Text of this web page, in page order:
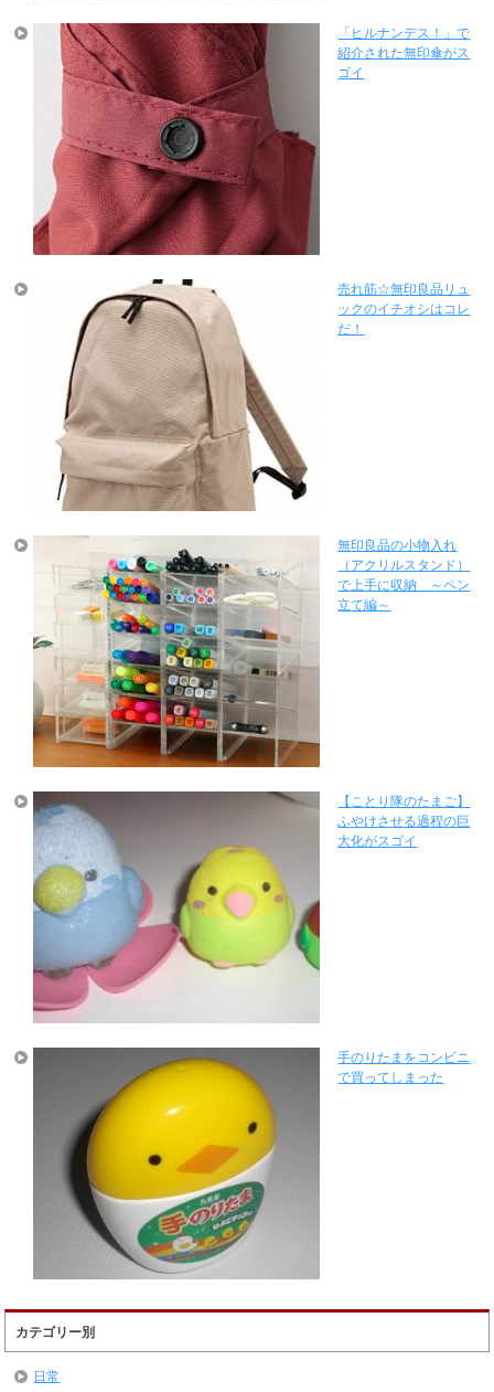
「ヒルナンデス！」で
紹介された無印傘がス
ゴイ
売れ筋☆無印良品リュ
ックのイチオシはコレ
だ！
無印良品の小物入れ
（アクリルスタンド）
で上手に収納 ～ペン
立て編～
【ことり隊のたまご】
ふやけさせる過程の巨
大化がスゴイ
手のりたまをコンビニ
で買ってしまった
カテゴリー別
日常